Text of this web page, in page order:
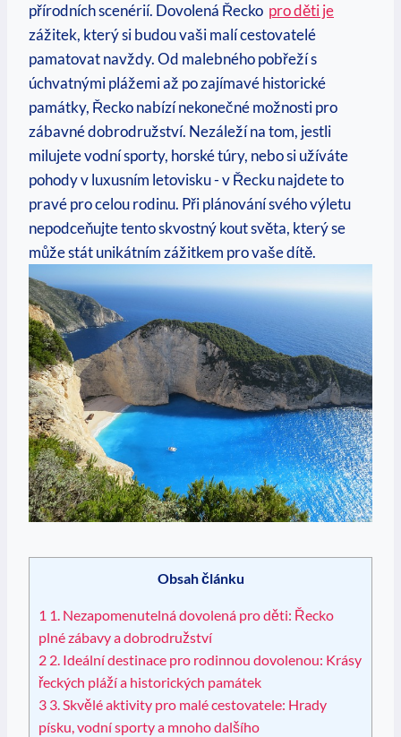
přírodních scenérií. Dovolená Řecko ‍ pro děti ‌je
zážitek, který⁣ si budou vaši malí ‍cestovatelé
‌pamatovat navždy. Od malebného pobřeží s
úchvatnými plážemi až po zajímavé⁢ historické
památky, Řecko nabízí nekonečné možnosti pro
zábavné dobrodružství. Nezáleží na tom,⁣ jestli​
milujete vodní sporty, horské túry, ⁢nebo si užíváte
pohody v ⁣luxusním letovisku -‌ v Řecku najdete ‌to
pravé pro celou rodinu. Při plánování svého výletu
nepodceňujte tento‌ skvostný kout ⁢světa, který se
může stát‌ unikátním zážitkem pro vaše dítě.
Obsah článku
1 1. Nezapomenutelná dovolená pro děti: Řecko
plné ⁢zábavy⁣ a ⁢dobrodružství
2 2. Ideální destinace pro rodinnou dovolenou: Krásy
řeckých pláží a historických památek
3 3. Skvělé ⁢aktivity pro malé cestovatele: Hrady
písku, vodní sporty a mnoho ⁤dalšího